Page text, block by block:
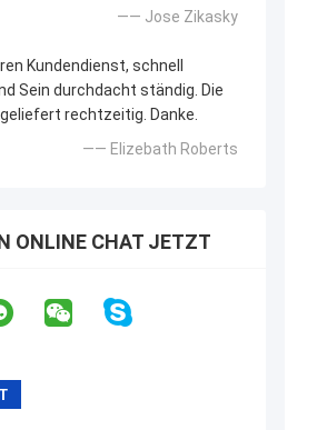
—— Jose Zikasky
Kundendienst, schnell
Sein durchdacht ständig. Die
rechtzeitig. Danke.
—— Elizebath Roberts
ONLINE CHAT JETZT